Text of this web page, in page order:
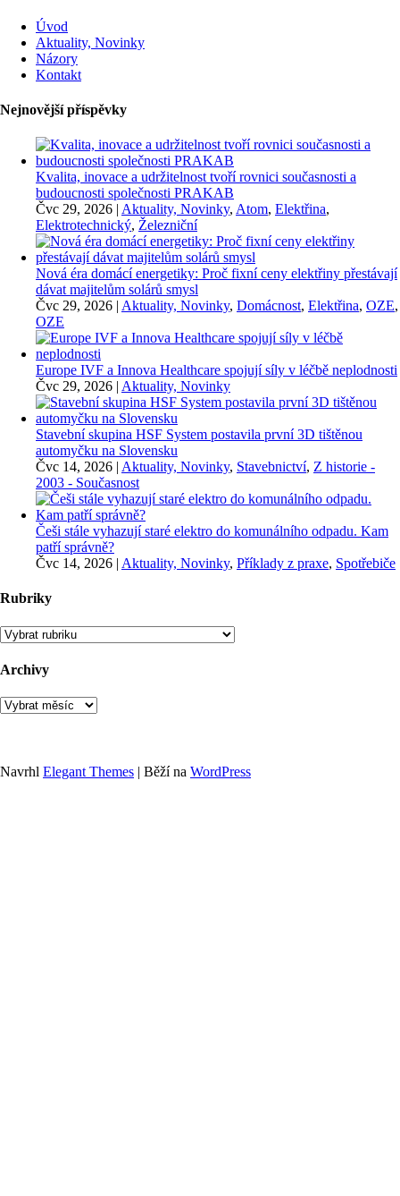
Úvod
Aktuality, Novinky
Názory
Kontakt
Nejnovější příspěvky
Kvalita, inovace a udržitelnost tvoří rovnici současnosti a
budoucnosti společnosti PRAKAB
Čvc 29, 2026 | Aktuality, Novinky, Atom, Elektřina,
Elektrotechnický, Železniční
Nová éra domácí energetiky: Proč fixní ceny elektřiny přestávají
dávat majitelům solárů smysl
Čvc 29, 2026 | Aktuality, Novinky, Domácnost, Elektřina, OZE,
OZE
Europe IVF a Innova Healthcare spojují síly v léčbě neplodnosti
Čvc 29, 2026 | Aktuality, Novinky
Stavební skupina HSF System postavila první 3D tištěnou
automyčku na Slovensku
Čvc 14, 2026 | Aktuality, Novinky, Stavebnictví, Z historie -
2003 - Současnost
Češi stále vyhazují staré elektro do komunálního odpadu. Kam
patří správně?
Čvc 14, 2026 | Aktuality, Novinky, Příklady z praxe, Spotřebiče
Rubriky
Rubriky
Archivy
Archivy
Navrhl Elegant Themes | Běží na WordPress